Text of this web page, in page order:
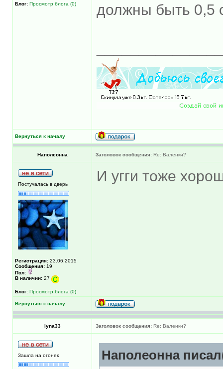
Блог: Просмотр блога (0)
должны быть 0,5
Вернуться к началу
Наполеонна Заголовок сообщения: Re: Валенки?
Постучалась в дверь
Регистрация: 23.06.2015
Сообщения: 19
Пол:
В наличии: 27
Блог: Просмотр блога (0)
И угги тоже
Вернуться к началу
lyna33 Заголовок сообщения: Re: Валенки?
Зашла на огонек Наполеонна